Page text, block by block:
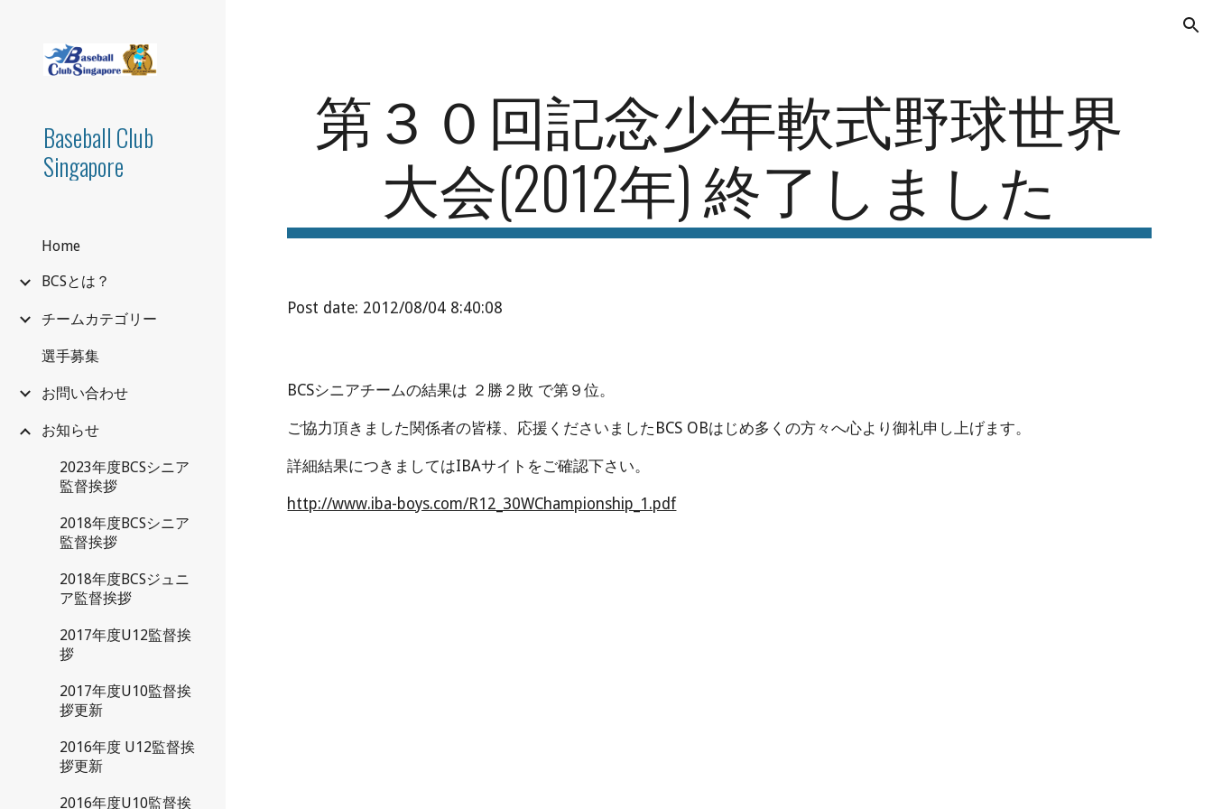
Baseball Club
Singapore
Home
BCSとは？
チームカテゴリー
選手募集
お問い合わせ
お知らせ
2023年度BCSシニア
監督挨拶
2018年度BCSシニア
監督挨拶
2018年度BCSジュニ
ア監督挨拶
2017年度U12監督挨
拶
2017年度U10監督挨
拶更新
2016年度 U12監督挨
拶更新
2016年度U10監督挨
第３０回記念少年軟式野球世界
大会(2012年) 終了しました
Post date: 2012/08/04 8:40:08
BCSシニアチームの結果は ２勝２敗 で第９位。
ご協力頂きました関係者の皆様、応援くださいましたBCS OBはじめ多くの方々へ心より御礼申し上げます。
詳細結果につきましてはIBAサイトをご確認下さい。
http://www.iba-boys.com/R12_30WChampionship_1.pdf